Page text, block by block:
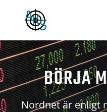
BÖRJA
Nordnet är enligt